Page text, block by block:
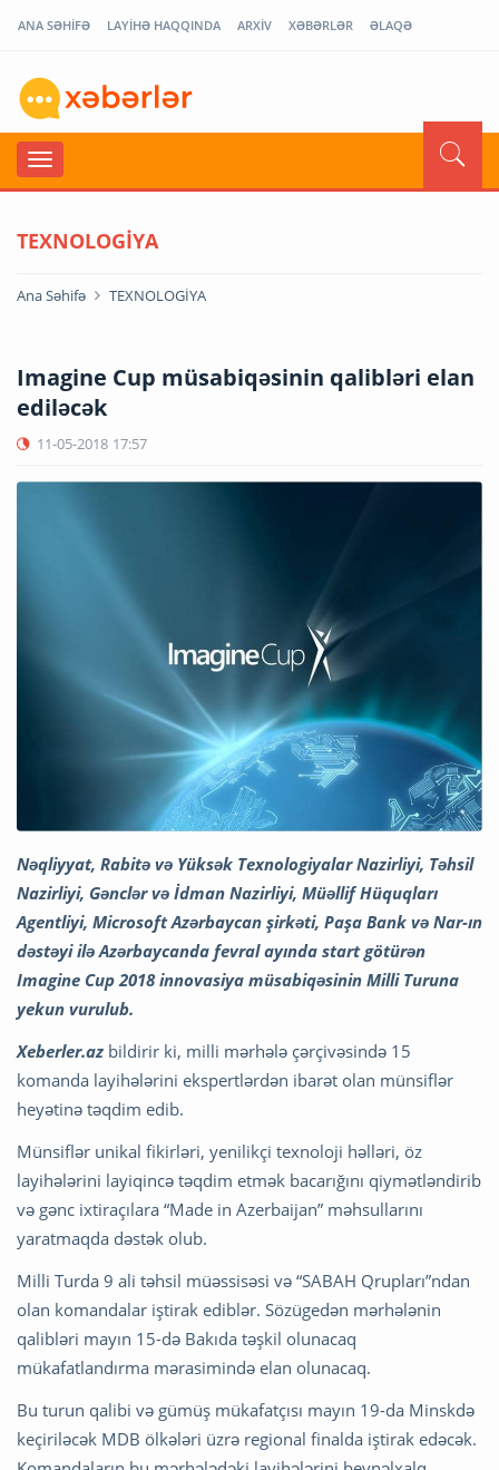
ANA SƏHİFƏ LAYİHƏ HAQQINDA ARXİV XƏBƏRLƏR ƏLAQƏ
TEXNOLOGİYA
Ana Səhifə TEXNOLOGİYA
Imagine Cup müsabiqəsinin qalibləri elan
ediləcək
11-05-2018 17:57
Nəqliyyat, Rabitə və Yüksək Texnologiyalar Nazirliyi, Təhsil
Nazirliyi, Gənclər və İdman Nazirliyi, Müəllif Hüquqları
Agentliyi, Microsoft Azərbaycan şirkəti, Paşa Bank və Nar-ın
dəstəyi ilə Azərbaycanda fevral ayında start götürən
Imagine Cup 2018 innovasiya müsabiqəsinin Milli Turuna
yekun vurulub.
Xeberler.az bildirir ki, milli mərhələ çərçivəsində 15
komanda layihələrini ekspertlərdən ibarət olan münsiflər
heyətinə təqdim edib.
Münsiflər unikal fikirləri, yenilikçi texnoloji həlləri, öz
layihələrini layiqincə təqdim etmək bacarığını qiymətləndirib
və gənc ixtiraçılara “Made in Azerbaijan” məhsullarını
yaratmaqda dəstək olub.
Milli Turda 9 ali təhsil müəssisəsi və “SABAH Qrupları”ndan
olan komandalar iştirak ediblər. Sözügedən mərhələnin
qalibləri mayın 15-də Bakıda təşkil olunacaq
mükafatlandırma mərasimində elan olunacaq.
Bu turun qalibi və gümüş mükafatçısı mayın 19-da Minskdə
keçiriləcək MDB ölkələri üzrə regional finalda iştirak edəcək.